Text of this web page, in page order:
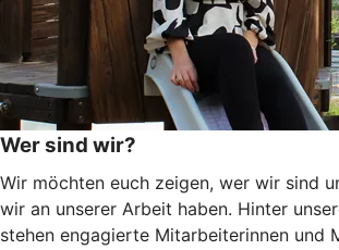
Wer sind wir?
Wir möchten euch zeigen, wer wir sind
wir an unserer Arbeit haben. Hinter
stehen engagierte Mitarbeiterinnen und